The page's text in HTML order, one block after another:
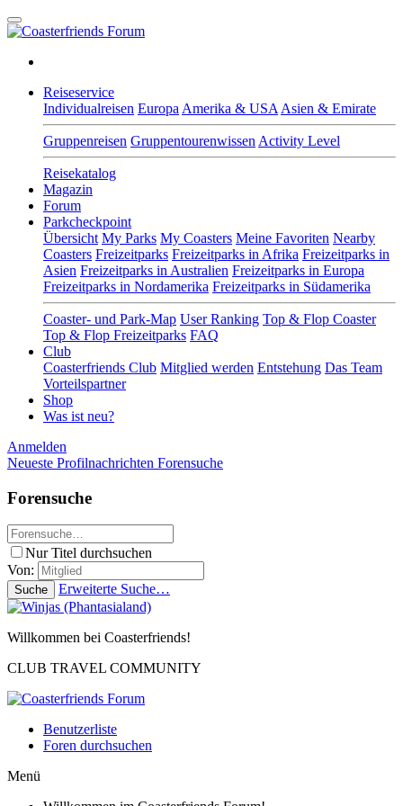
Reiseservice
Individualreisen Europa Amerika & USA Asien & Emirate
Gruppenreisen Gruppentourenwissen Activity Level
Reisekatalog
Magazin
Forum
Parkcheckpoint
Übersicht My Parks My Coasters Meine Favoriten Nearby
Coasters Freizeitparks Freizeitparks in Afrika Freizeitparks in
Asien Freizeitparks in Australien Freizeitparks in Europa
Freizeitparks in Nordamerika Freizeitparks in Südamerika
Coaster- und Park-Map User Ranking Top & Flop Coaster
Top & Flop Freizeitparks FAQ
Club
Coasterfriends Club Mitglied werden Entstehung Das Team
Vorteilspartner
Shop
Was ist neu?
Anmelden
Neueste Profilnachrichten Forensuche
Forensuche
Nur Titel durchsuchen
Von:
Suche Erweiterte Suche…
Willkommen bei Coasterfriends!
CLUB TRAVEL COMMUNITY
Benutzerliste
Foren durchsuchen
Menü